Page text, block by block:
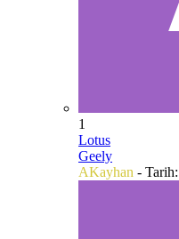
1
Lotus
Geely
AKayhan - Tarih: